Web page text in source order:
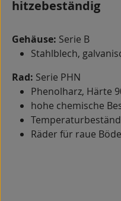
hitzebeständig
Gehäuse: Serie B
Stahlblech,
Rad: Serie PHN
Phenolharz, Härte
hohe chemische
Räder für raue